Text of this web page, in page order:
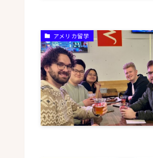
アメリカ留学